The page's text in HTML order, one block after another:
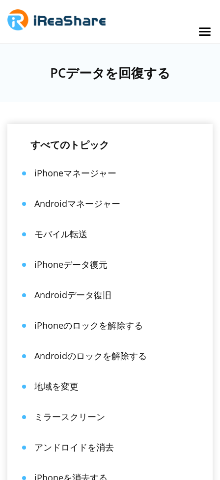
PCデータを回復する
すべてのトピック
iPhoneマネージャー
Androidマネージャー
モバイル転送
iPhoneデータ復元
Androidデータ復旧
iPhoneのロックを解除する
Androidのロックを解除する
地域を変更
ミラースクリーン
アンドロイドを消去
iPhoneを消去する